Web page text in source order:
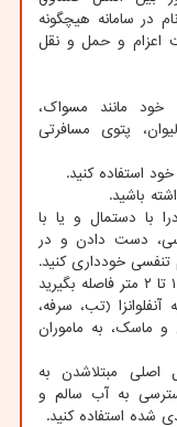
در سامانه هیچگونه
اعزام و حمل و نقل
مانند مسواک،
پتوی مسافرتی
با دستمال و یا با
دست دادن و در
تنفسی خودداری کنید.
۵- از فردی که سرفه و عطسه می کند ترجیحا ۱ تا ۲ متر فاصله بگیرید
(تب، سرفه،
و ماسک، به ماموران
اصلی مبتلاشدن به
به آب سالم و
شده استفاده کنید.